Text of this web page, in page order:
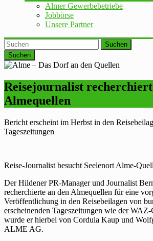
Almer Gewerbebetriebe
Jobbörse
Unsere Partner
Suchen
Reisejournalist
Almequellen
Bericht erscheint im Herbst in den
Tageszeitungen
Reise-Journalist besucht Seelenort Alme-
Der Hildener PR-Manager und Journalist
recherchierte an den Almequellen für eine
Veröffentlichung in den Reisebeilagen von
erscheinenden Tageszeitungen wie der
wurde er hierbei von Cordula Kaup und
ALME AG.